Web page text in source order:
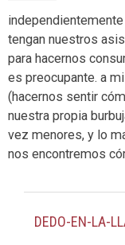
tengan nuestros
para hacernos
es preocupante. a
(hacernos sentir
nuestra propia
vez menores, y lo
nos encontremos
DEDO-EN-LA-